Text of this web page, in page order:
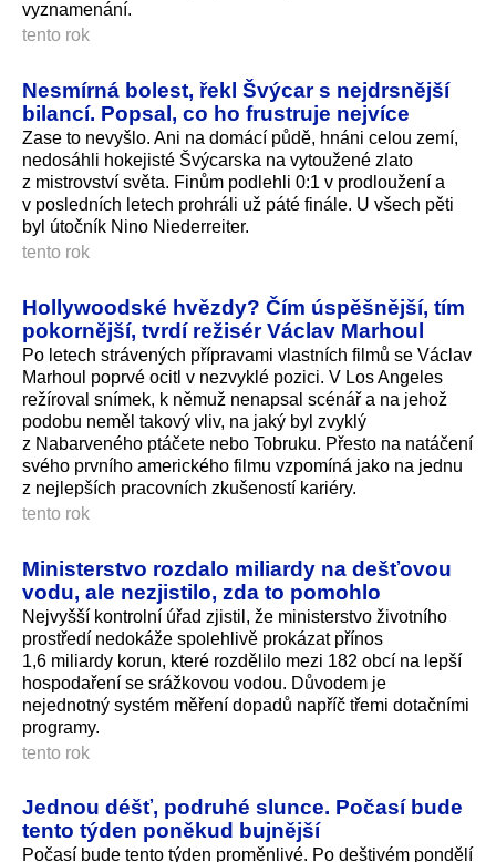
vyznamenání.
tento rok
Nesmírná bolest, řekl Švýcar s nejdrsnější
bilancí. Popsal, co ho frustruje nejvíce
Zase to nevyšlo. Ani na domácí půdě, hnáni celou zemí,
nedosáhli hokejisté Švýcarska na vytoužené zlato
z mistrovství světa. Finům podlehli 0:1 v prodloužení a
v posledních letech prohráli už páté finále. U všech pěti
byl útočník Nino Niederreiter.
tento rok
Hollywoodské hvězdy? Čím úspěšnější, tím
pokornější, tvrdí režisér Václav Marhoul
Po letech strávených přípravami vlastních filmů se Václav
Marhoul poprvé ocitl v nezvyklé pozici. V Los Angeles
režíroval snímek, k němuž nenapsal scénář a na jehož
podobu neměl takový vliv, na jaký byl zvyklý
z Nabarveného ptáčete nebo Tobruku. Přesto na natáčení
svého prvního amerického filmu vzpomíná jako na jednu
z nejlepších pracovních zkušeností kariéry.
tento rok
Ministerstvo rozdalo miliardy na dešťovou
vodu, ale nezjistilo, zda to pomohlo
Nejvyšší kontrolní úřad zjistil, že ministerstvo životního
prostředí nedokáže spolehlivě prokázat přínos
1,6 miliardy korun, které rozdělilo mezi 182 obcí na lepší
hospodaření se srážkovou vodou. Důvodem je
nejednotný systém měření dopadů napříč třemi dotačními
programy.
tento rok
Jednou déšť, podruhé slunce. Počasí bude
tento týden poněkud bujnější
Počasí bude tento týden proměnlivé. Po deštivém pondělí